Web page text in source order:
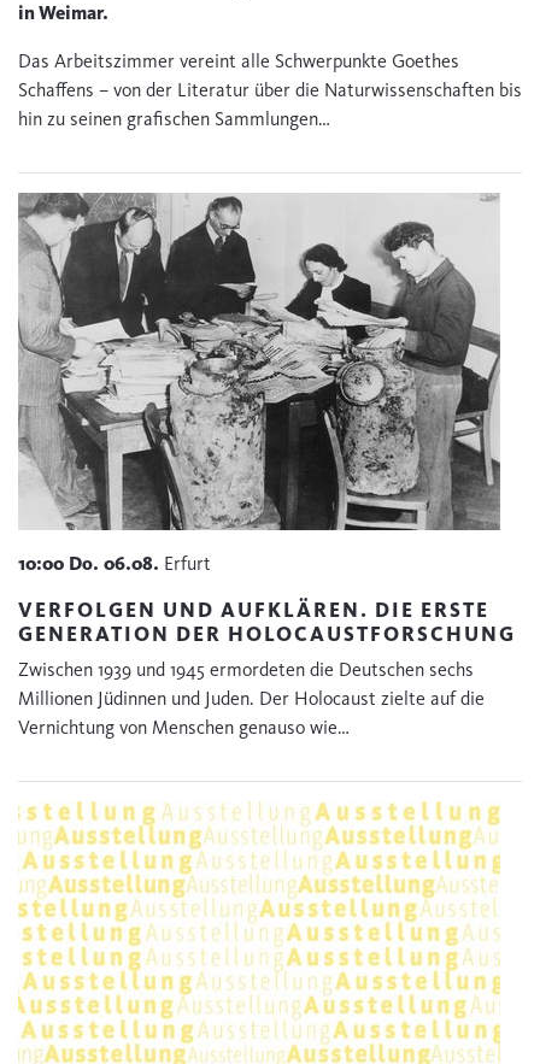
in Weimar.
Das Arbeitszimmer vereint alle Schwerpunkte Goethes
Schaffens – von der Literatur über die Naturwissenschaften bis
hin zu seinen grafischen Sammlungen…
10:00 Do. 06.08. Erfurt
VERFOLGEN UND AUFKLÄREN. DIE ERSTE
GENERATION DER HOLOCAUSTFORSCHUNG
Zwischen 1939 und 1945 ermordeten die Deutschen sechs
Millionen Jüdinnen und Juden. Der Holocaust zielte auf die
Vernichtung von Menschen genauso wie…